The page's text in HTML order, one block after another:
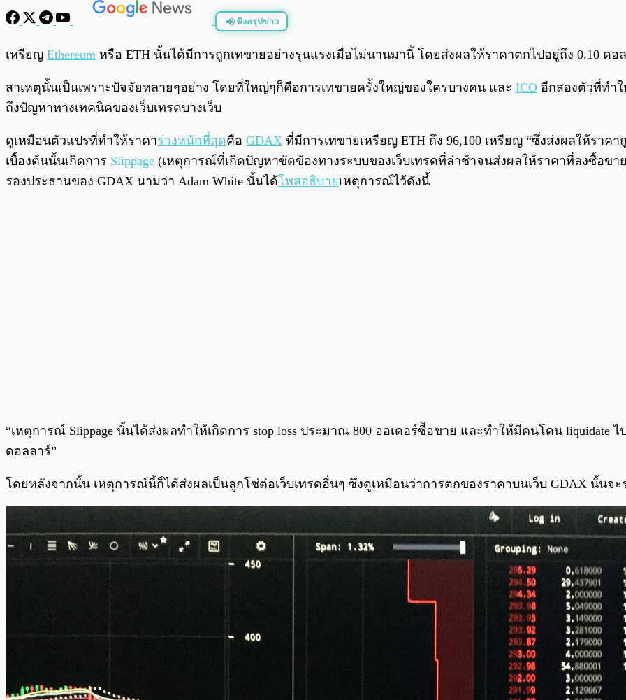
ฟังสรุปข่าว
พร้อมเล่น
เหรียญ Ethereum หรือ ETH นั้นได้มีการถูกเทขายอย่างรุนแรงเมื่อไม่นานมานี้ โดยส่งผลให้ราคาตกไปอยู่ถึง 0.10 ดอ
สาเหตุนั้นเป็นเพราะปัจจัยหลายๆอย่าง โดยที่ใหญ่ๆก็คือการเทขายครั้งใหญ่ของใครบางคน และ ICO อีกสองตัวที่ทำ
ถึงปัญหาทางเทคนิคของเว็บเทรดบางเว็บ
ดูเหมือนตัวแปรที่ทำให้ราคาร่วงหนักที่สุดคือ GDAX ที่มีการเทขายเหรียญ ETH ถึง 96,100 เหรียญ “ซึ่งส่งผลให้ราค
เบื้องต้นนั้นเกิดการ Slippage (เหตุการณ์ที่เกิดปัญหาขัดข้องทางระบบของเว็บเทรดที่ล่าช้าจนส่งผลให้ราคาที่ลงซื้อขา
รองประธานของ GDAX นามว่า Adam White นั้นได้โพสอธิบายเหตุการณ์ไว้ดังนี้
“เหตุการณ์ Slippage นั้นได้ส่งผลทำให้เกิดการ stop loss ประมาณ 800 ออเดอร์ซื้อขาย และทำให้มีคนโดน liquidate
ดอลลาร์”
โดยหลังจากนั้น เหตุการณ์นี้ก็ได้ส่งผลเป็นลูกโซ่ต่อเว็บเทรดอื่นๆ ซึ่งดูเหมือนว่าการตกของราคาบนเว็บ GDAX นั้นจะ